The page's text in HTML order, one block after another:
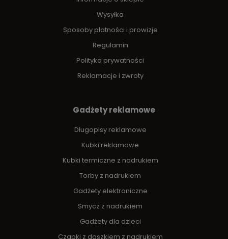
Wysyłka
Sposoby płatności i prowizje
Regulamin
Polityka prywatności
Reklamacje i zwroty
Gadżety reklamowe
Długopisy reklamowe
Kubki reklamowe
Kubki termiczne z nadrukiem
Torby z nadrukiem
Gadżety elektroniczne
Smycz z nadrukiem
Gadżety dla dzieci
Czapki z daszkiem z nadrukiem